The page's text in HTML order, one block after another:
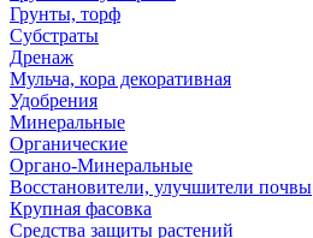
Грунты, торф
Субстраты
Дренаж
Мульча, кора декоративная
Удобрения
Минеральные
Органические
Органо-Минеральные
Восстановители, улучшители почвы
Крупная фасовка
Средства защиты растений